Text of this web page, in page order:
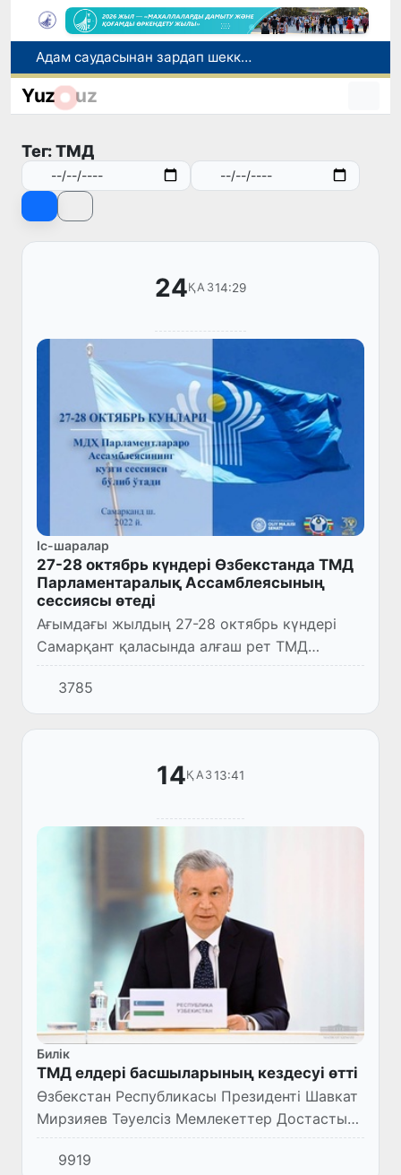
Адам саудасынан зардап шеккен азаматтар әлеуметтік қызметтермен қамтылады
Тарихи күн: Өзбекстанның «Самарқант-2028» жасанды серігі орбитаға сәтті шығарылды
Беларусьтен Өзбекстанға екінші тікелей жүк пойызы жөнелтілді
Yuz uz
Тег: ТМД
24ҚАЗ14:29
Іс-шаралар
27-28 октябрь күндері Өзбекстанда ТМД
Парламентаралық Ассамблеясының
сессиясы өтеді
Ағымдағы жылдың 27-28 октябрь күндері
Самарқант қаласында алғаш рет ТМД
Парламентаралық Ассамблеясының
сессиясы өтеді.
3785
14ҚАЗ13:41
Билік
ТМД елдері басшыларының кездесуі өтті
Өзбекстан Республикасы Президенті Шавкат
Мирзияев Тәуелсіз Мемлекеттер Достастығы
мемлекеттері басшылары кеңесінің
отырысына қатысты.
9919